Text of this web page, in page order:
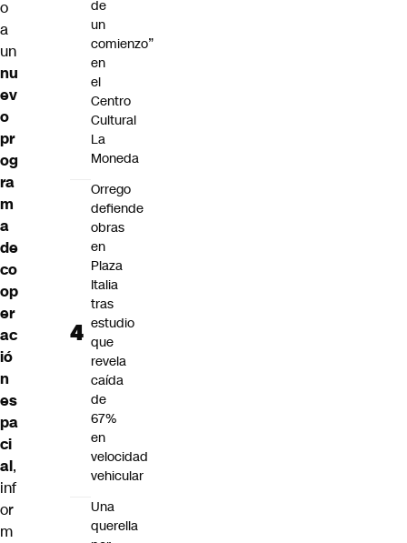
o
a
un
nu
ev
o
pr
og
ra
m
a
de
co
op
er
ac
ió
n
es
pa
ci
al,
inf
or
m
de
un
comienzo”
en
el
Centro
Cultural
La
Moneda
Orrego
defiende
obras
en
Plaza
Italia
tras
estudio
que
revela
caída
de
67%
en
velocidad
vehicular
Una
querella